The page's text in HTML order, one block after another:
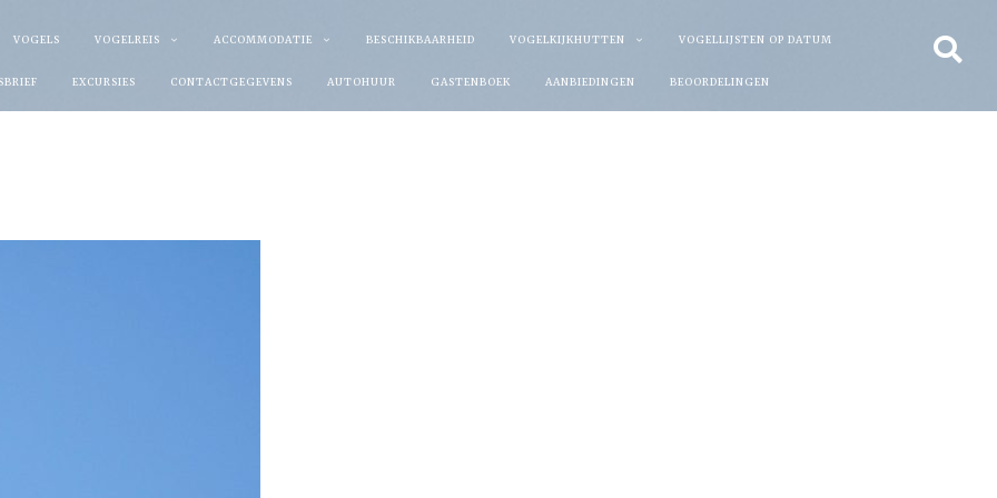
VOGELS VOGELREIS ACCOMMODATIE BESCHIKBAARHEID VOGELKIJKHUTTEN VOGELLIJSTEN OP DATUM
EXCURSIES CONTACTGEGEVENS AUTOHUUR GASTENBOEK AANBIEDINGEN BEOORDELINGEN